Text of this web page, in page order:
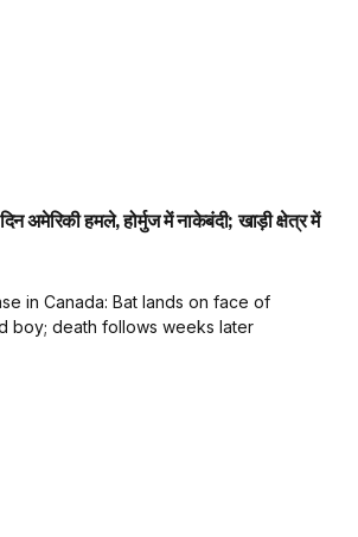
अमेरिकी हमले, होर्मुज में नाकेबंदी; खाड़ी क्षेत्र में